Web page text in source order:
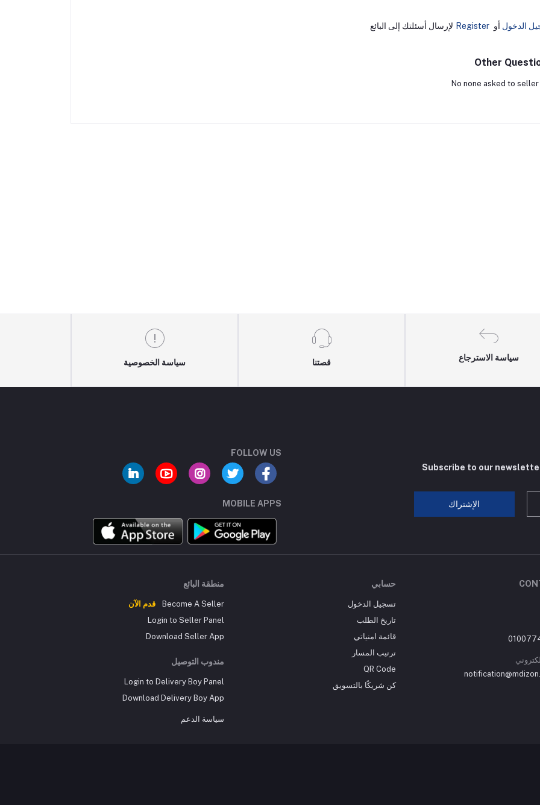
الدخول أو Register لإرسال أسئلتك إلى البائع
Other
No none asked to
سياسة الاسترجاع
قصتنا سياسة الخصوصية
Subscribe to our
الإشتراك
FOLLOW US
MOBILE APPS
حسابي
تسجيل الدخول
تاريخ الطلب
قائمة امنياتي
ترتيب المسار
QR Code
كن شريكًا بالتسويق
منطقة البائع
Become A Seller
قدم الآن
Login to Seller Panel
Download Seller App
مندوب التوصيل
Login to Delivery Boy Panel
Download Delivery Boy App
سياسة الدعم